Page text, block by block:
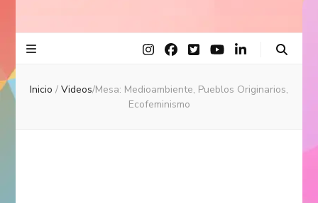
Inicio / Videos/Mesa: Medioambiente, Pueblos Originarios,
Ecofeminismo